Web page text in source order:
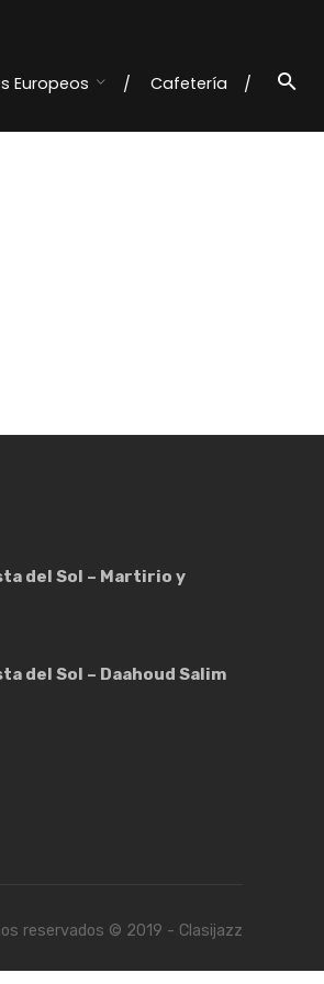
Europeos
Cafetería
del Sol – Martirio y
del Sol – Daahoud Salim
reservados © 2019 - Clasijazz